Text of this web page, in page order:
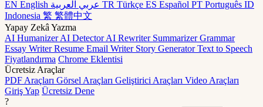
EN English TR Türkçe ES Español PT Português ID
Indonesia 繁 繁體中文
Yapay Zekâ Yazma
AI HumanizerAI DetectorAI Rewriter SummarizerGrammar
Essay WriterResume Email Writer Story GeneratorText to Speech
Fiyatlandırma Chrome Eklentisi
Ücretsiz Araçlar
PDF Araçları Görsel Araçları Geliştirici Araçları Video Araçları
Giriş Yap Ücretsiz Dene
?